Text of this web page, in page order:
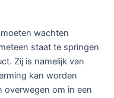
wachten
staat te springen
Zij is namelijk van
kan worden
overwegen om in een